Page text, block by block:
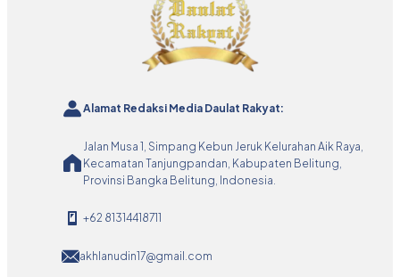
Alamat Redaksi Media Daulat Rakyat:
Jalan Musa 1, Simpang Kebun Jeruk Kelurahan Aik Raya,
Kecamatan Tanjungpandan, Kabupaten Belitung,
Provinsi Bangka Belitung, Indonesia.
+62 81314418711
akhlanudin17@gmail.com